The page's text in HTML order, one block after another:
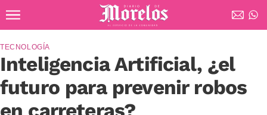
Diario de Morelos
Inteligencia Artificial, ¿el
futuro para prevenir robos
TECNOLOGÍA